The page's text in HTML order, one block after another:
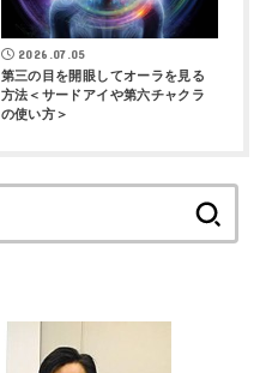
2026.07.05
第三の目を開眼してオーラを見る
方法＜サードアイや第六チャクラ
の使い方＞